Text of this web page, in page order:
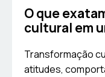
O que
cultural em
Transformação
atitudes,